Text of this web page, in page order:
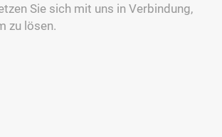
Sie sich mit uns in Verbindung,
zu lösen.